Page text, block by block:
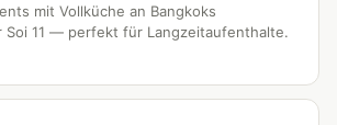
mit Vollküche an Bangkoks
Soi 11 — perfekt für Langzeitaufenthalte.